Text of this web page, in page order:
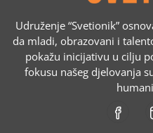
Udruženje “Svetionik”
da mladi, obrazovani i
pokažu inicijativu u cilju
fokusu našeg djelovanja